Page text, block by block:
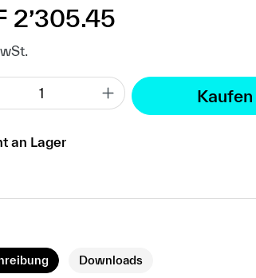
Preis:
2’305.45
Kaufen
an Lager
Downloads